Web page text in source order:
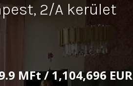
2/A kerület
MFt / 1,104,696 EUR